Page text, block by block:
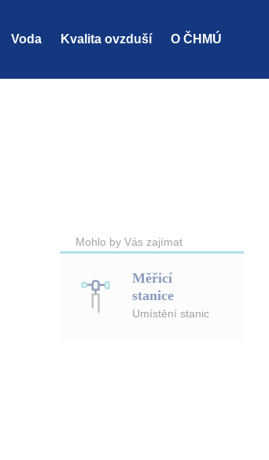
Voda Kvalita ovzduší O ČHMÚ
Mohlo by Vás zajímat
Měřicí
stanice
Umístění stanic